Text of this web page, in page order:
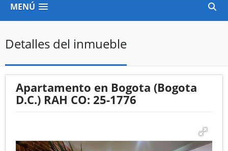
MENÚ
Detalles del inmueble
Apartamento en Bogota (Bogota
D.C.) RAH CO: 25-1776